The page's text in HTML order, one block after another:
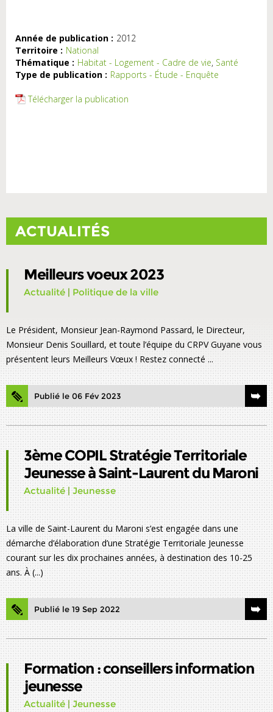
Année de publication : 2012
Territoire : National
Thématique : Habitat - Logement - Cadre de vie, Santé
Type de publication : Rapports - Étude - Enquête
Télécharger la publication
ACTUALITÉS
Meilleurs voeux 2023
Actualité | Politique de la ville
Le Président, Monsieur Jean-Raymond Passard, le Directeur,
Monsieur Denis Souillard, et toute l’équipe du CRPV Guyane vous
présentent leurs Meilleurs Vœux ! Restez connecté ...
Publié le 06 Fév 2023
3ème COPIL Stratégie Territoriale
Jeunesse à Saint-Laurent du Maroni
Actualité | Jeunesse
La ville de Saint-Laurent du Maroni s’est engagée dans une
démarche d’élaboration d’une Stratégie Territoriale Jeunesse
courant sur les dix prochaines années, à destination des 10-25
ans. À (...)
Publié le 19 Sep 2022
Formation : conseillers information
jeunesse
Actualité | Jeunesse